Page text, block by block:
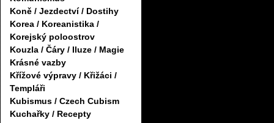
Koně / Jezdectví / Dostihy
Korea / Koreanistika /
Korejský poloostrov
Kouzla / Čáry / Iluze / Magie
Krásné vazby
Křížové výpravy / Křižáci /
Templáři
Kubismus / Czech Cubism
Kuchařky / Recepty